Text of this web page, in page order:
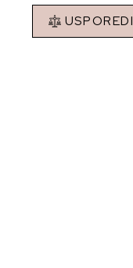
USPOREDI